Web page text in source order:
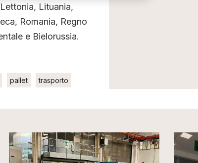
Lituania,
Romania, Regno
e Bielorussia.
pallet trasporto